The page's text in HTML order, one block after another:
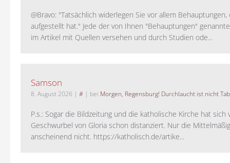
@Bravo: "Tatsächlich widerlegen Sie vor allem
aufgestellt hat." Jede der von Ihnen "Behauptungen"
im Artikel mit Quellen versehen und durch Studien ode...
Samson
8. August 2026 | # | bei Morgen, Regensburg! Durchlaucht ist nicht
P.s.: Sogar die Bildzeitung und die katholische Kirche hat sich
Geschwurbel von Gloria schon distanziert. Nur die
anscheinend nicht. https://katholisch.de/artike...